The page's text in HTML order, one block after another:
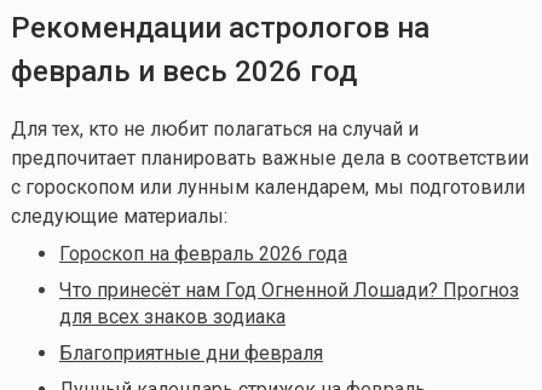
Рекомендации астрологов на
февраль и весь 2026 год
Для тех, кто не любит полагаться на случай и
предпочитает планировать важные дела в соответствии
с гороскопом или лунным календарем, мы подготовили
следующие материалы:
Гороскоп на февраль 2026 года
Что принесёт нам Год Огненной Лошади? Прогноз
для всех знаков зодиака
Благоприятные дни февраля